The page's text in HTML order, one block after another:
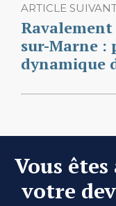
ARTICLE
Ravalement
sur-Marne :
dynamique
Vous
votre